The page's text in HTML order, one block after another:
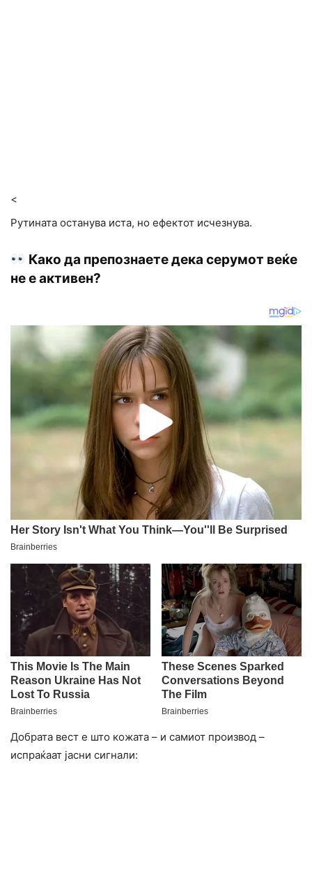
<
Рутината останува иста, но ефектот исчезнува.
Како да препознаете дека серумот веќе
не е активен?
Добрата вест е што кожата – и самиот производ –
испраќаат јасни сигнали: